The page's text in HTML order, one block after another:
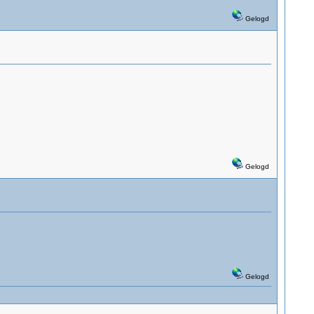
Gelogd
Gelogd
Gelogd